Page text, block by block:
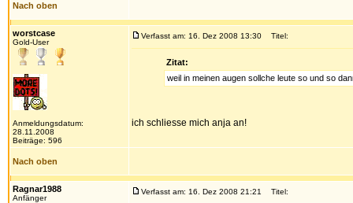
Nach oben
worstcase
Gold-User
Anmeldungsdatum:
28.11.2008
Beiträge: 596
Verfasst am: 16. Dez 2008 13:30 Titel:
Zitat:
weil in meinen augen sollche leute so und so
ich schliesse mich anja an!
Nach oben
Ragnar1988
Anfänger
Verfasst am: 16. Dez 2008 21:21 Titel: